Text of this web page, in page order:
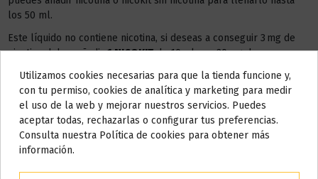
los 50 ml.
Este líquido no contiene nicotina, si deseas a conseguir 3 mg de
nicotina debes añadir1 NICOKITde 10 ml con 20 mg de
nicotina/ml.
AÑADIR NICOKIT DE 3 MG
Detalles del producto
Do not show again.
AVISO IMPORTANTE
Nos tomamos unos días
Utilizamos cookies necesarias para que la tienda funcione y,
con tu permiso, cookies de analítica y marketing para medir
el uso de la web y mejorar nuestros servicios. Puedes
aceptar todas, rechazarlas o configurar tus preferencias.
Consulta nuestra Política de cookies para obtener más
información.